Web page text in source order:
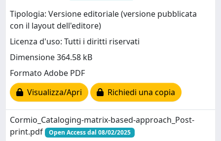
Tipologia: Versione editoriale (versione pubblicata
con il layout dell'editore)
Licenza d'uso: Tutti i diritti riservati
Dimensione 364.58 kB
Formato Adobe PDF
Visualizza/Apri
Richiedi una copia
Cormio_Cataloging-matrix-based-approach_Post-
print.pdf
Open Access dal 08/02/2025